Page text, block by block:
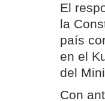
El
la
país
en el
del
Con